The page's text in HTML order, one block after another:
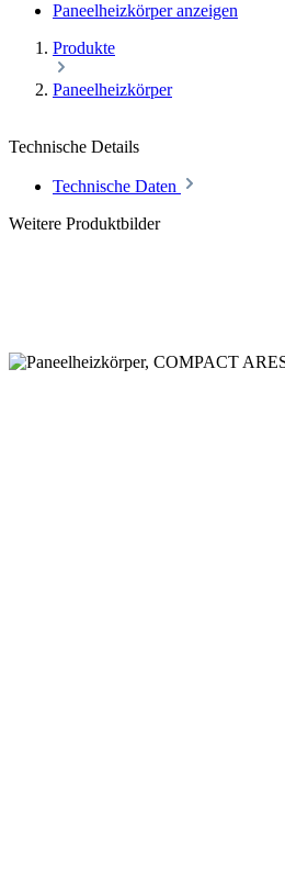
Paneelheizkörper anzeigen
Produkte
Paneelheizkörper
Technische Details
Technische Daten
Weitere Produktbilder